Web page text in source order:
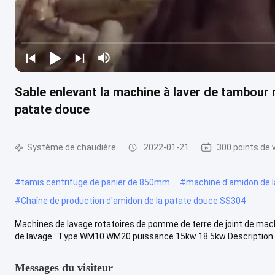
Sable enlevant la machine à laver de
patate douce
Système de chaudière 2022-01-21 300 points de
#tamis centrifuge de panier de 850mm #machine d'amidon de
#Chaîne de production d'amidon de la patate douce SS304
Machines de lavage rotatoires de pomme de terre de joint de
de lavage : Type WM10 WM20 puissance 15kw 18.5kw Description
Messages du visiteur